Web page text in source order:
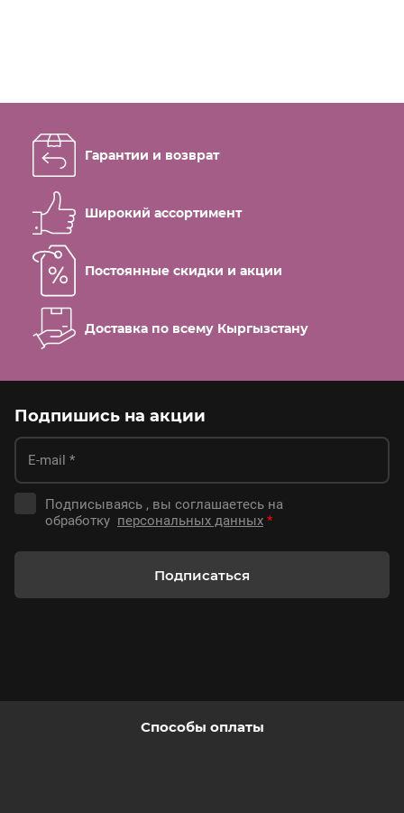
Гарантии и возврат
Широкий ассортимент
Постоянные скидки и акции
Доставка по всему Кыргызстану
Подпишись на акции
Подписываясь , вы соглашаетесь на
обработку персональных данных *
Подписаться
Способы оплаты